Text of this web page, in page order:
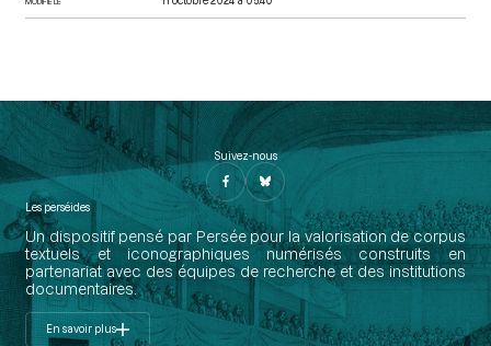
Suivez-nous
Les perséides
Un dispositif pensé par Persée pour la valorisation de corpus
textuels et iconographiques numérisés construits en
partenariat avec des équipes de recherche et des institutions
documentaires.
En savoir plus